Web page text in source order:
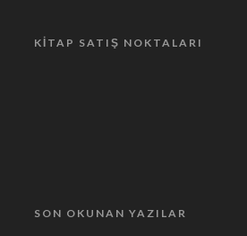
KITAP SATIŞ NOKTALARI
SON OKUNAN YAZILAR